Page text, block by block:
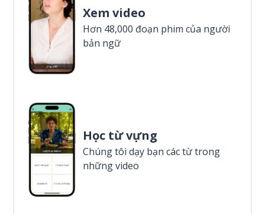
Xem video
Hơn 48,000 đoạn phim của người
bản ngữ
Học từ vựng
Chúng tôi dạy bạn các từ trong
những video